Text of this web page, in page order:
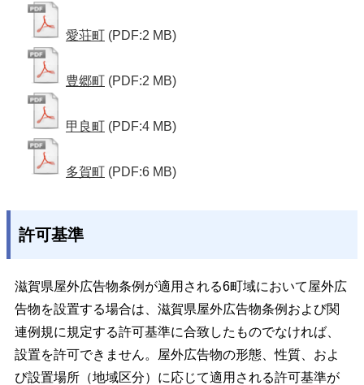
愛荘町 (PDF:2 MB)
豊郷町 (PDF:2 MB)
甲良町 (PDF:4 MB)
多賀町 (PDF:6 MB)
許可基準
滋賀県屋外広告物条例が適用される6町域において屋外広
告物を設置する場合は、滋賀県屋外広告物条例および関
連例規に規定する許可基準に合致したものでなければ、
設置を許可できません。屋外広告物の形態、性質、およ
び設置場所（地域区分）に応じて適用される許可基準が